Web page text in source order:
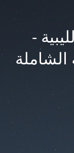
-
الشاملة